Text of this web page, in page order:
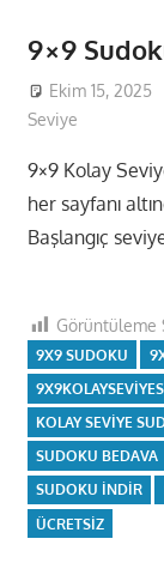
9×9
Ekim 15, 2025
Seviye
9×9 Kolay
her sayfanı
Başlangıç
Görüntüleme
9X9 SUDOKU
KOLAY SEVIYE
SUDOKU BEDAVA
SUDOKU INDIR
ÜCRETSIZ